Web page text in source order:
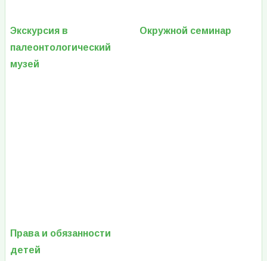
Экскурсия в
палеонтологический
музей
Окружной семинар
Права и обязанности
детей